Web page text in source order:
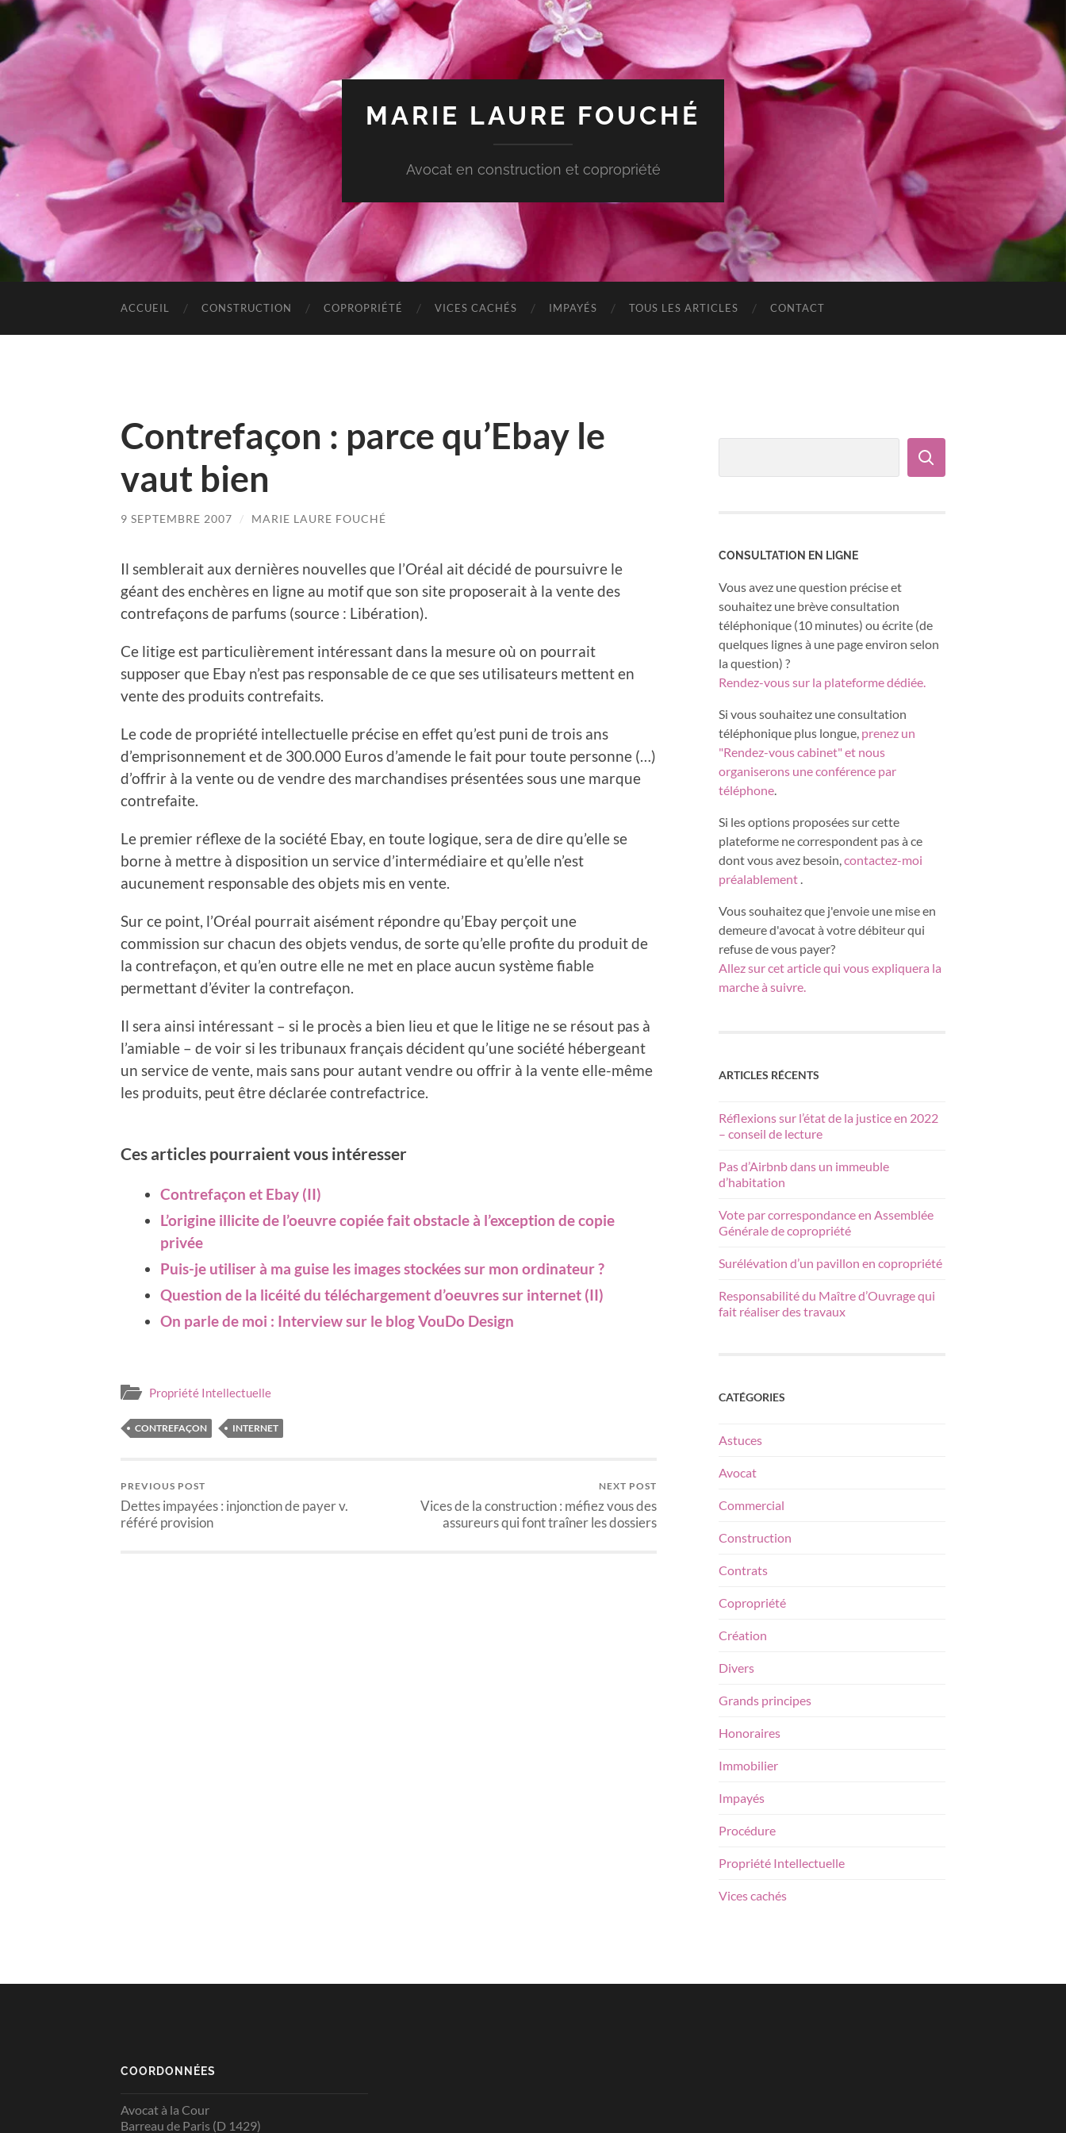
MARIE LAURE FOUCHÉ
Avocat en construction et copropriété
ACCUEIL CONSTRUCTION COPROPRIÉTÉ VICES CACHÉS IMPAYÉS TOUS LES ARTICLES CONTACT
Contrefaçon : parce qu’Ebay le
vaut bien
9 SEPTEMBRE 2007 / MARIE LAURE FOUCHÉ
Il semblerait aux dernières nouvelles que l’Oréal ait décidé de poursuivre le
géant des enchères en ligne au motif que son site proposerait à la vente des
contrefaçons de parfums (source : Libération).
Ce litige est particulièrement intéressant dans la mesure où on pourrait
supposer que Ebay n’est pas responsable de ce que ses utilisateurs mettent en
vente des produits contrefaits.
Le code de propriété intellectuelle précise en effet qu’est puni de trois ans
d’emprisonnement et de 300.000 Euros d’amende le fait pour toute personne (…)
d’offrir à la vente ou de vendre des marchandises présentées sous une marque
contrefaite.
Le premier réflexe de la société Ebay, en toute logique, sera de dire qu’elle se
borne à mettre à disposition un service d’intermédiaire et qu’elle n’est
aucunement responsable des objets mis en vente.
Sur ce point, l’Oréal pourrait aisément répondre qu’Ebay perçoit une
commission sur chacun des objets vendus, de sorte qu’elle profite du produit de
la contrefaçon, et qu’en outre elle ne met en place aucun système fiable
permettant d’éviter la contrefaçon.
Il sera ainsi intéressant – si le procès a bien lieu et que le litige ne se résout pas à
l’amiable – de voir si les tribunaux français décident qu’une société hébergeant
un service de vente, mais sans pour autant vendre ou offrir à la vente elle-même
les produits, peut être déclarée contrefactrice.
Ces articles pourraient vous intéresser
Contrefaçon et Ebay (II)
L’origine illicite de l’oeuvre copiée fait obstacle à l’exception de copie
privée
Puis-je utiliser à ma guise les images stockées sur mon ordinateur ?
Question de la licéité du téléchargement d’oeuvres sur internet (II)
On parle de moi : Interview sur le blog VouDo Design
Propriété Intellectuelle
CONTREFAÇON INTERNET
PREVIOUS POST
Dettes impayées : injonction de payer v.
référé provision
NEXT POST
Vices de la construction : méfiez vous des
assureurs qui font traîner les dossiers
CONSULTATION EN LIGNE
Vous avez une question précise et
souhaitez une brève consultation
téléphonique (10 minutes) ou écrite (de
quelques lignes à une page environ selon
la question) ?
Rendez-vous sur la plateforme dédiée.
Si vous souhaitez une consultation
téléphonique plus longue, prenez un
"Rendez-vous cabinet" et nous
organiserons une conférence par
téléphone
Si les options proposées sur cette
plateforme ne correspondent pas à ce
dont vous avez besoin, contactez-moi
préalablement
Vous souhaitez que j'envoie une mise en
demeure d'avocat à votre débiteur qui
refuse de vous payer?
Allez sur cet article qui vous expliquera la
marche à suivre.
ARTICLES RÉCENTS
Réflexions sur l’état de la justice en 2022
– conseil de lecture
Pas d’Airbnb dans un immeuble
d’habitation
Vote par correspondance en Assemblée
Générale de copropriété
Surélévation d’un pavillon en copropriété
Responsabilité du Maître d’Ouvrage qui
fait réaliser des travaux
CATÉGORIES
Astuces
Avocat
Commercial
Construction
Contrats
Copropriété
Création
Divers
Grands principes
Honoraires
Immobilier
Impayés
Procédure
Propriété Intellectuelle
Vices cachés
COORDONNÉES
Avocat à la Cour
Barreau de Paris (D 1429)